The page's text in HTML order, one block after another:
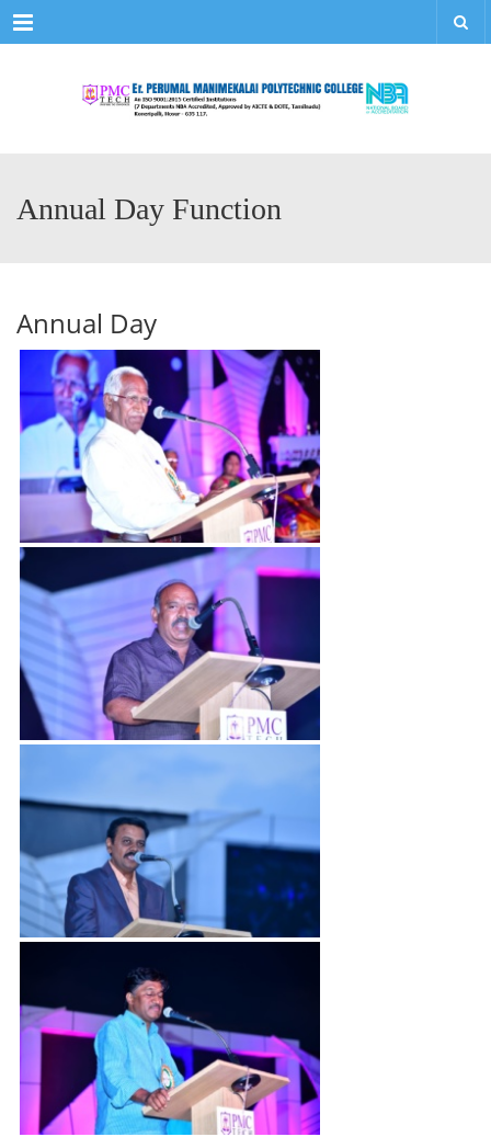
Menu
Annual Day Function
Annual Day